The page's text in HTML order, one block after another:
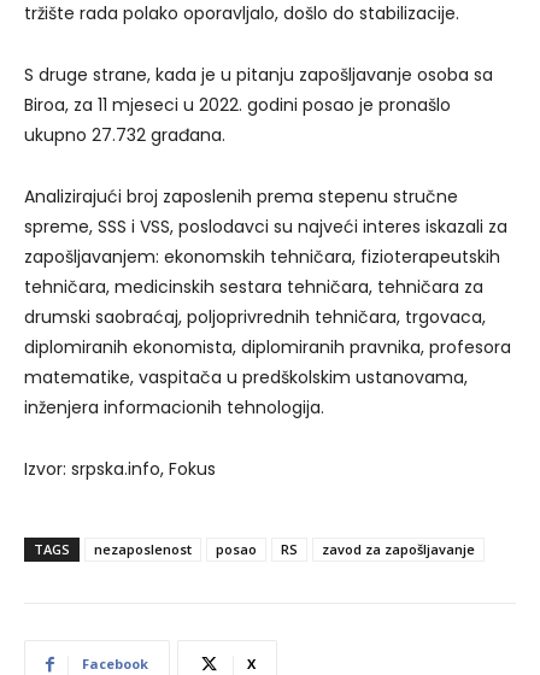
tržište rada polako oporavljalo, došlo do stabilizacije.
S druge strane, kada je u pitanju zapošljavanje osoba sa
Biroa, za 11 mjeseci u 2022. godini posao je pronašlo
ukupno 27.732 građana.
Analizirajući broj zaposlenih prema stepenu stručne
spreme, SSS i VSS, poslodavci su najveći interes iskazali za
zapošljavanjem: ekonomskih tehničara, fizioterapeutskih
tehničara, medicinskih sestara tehničara, tehničara za
drumski saobraćaj, poljoprivrednih tehničara, trgovaca,
diplomiranih ekonomista, diplomiranih pravnika, profesora
matematike, vaspitača u predškolskim ustanovama,
inženjera informacionih tehnologija.
Izvor: srpska.info, Fokus
TAGS nezaposlenost posao RS zavod za zapošljavanje
Facebook X